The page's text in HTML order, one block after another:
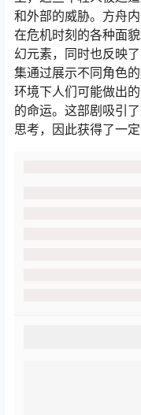
和外部的威胁。方舟
在危机时刻的各种面
幻元素，同时也反映
集通过展示不同角色
环境下人们可能做出
的命运。这部剧吸引
思考，因此获得了一定